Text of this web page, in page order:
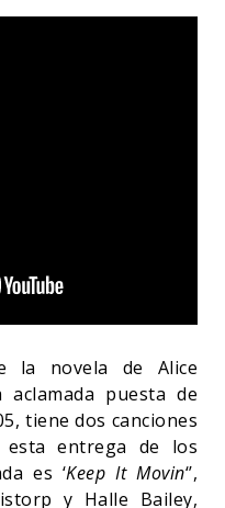
la novela de Alice
puesta de
tiene dos canciones
entrega de los
es ‘Keep It Movin‘’,
y Halle Bailey,